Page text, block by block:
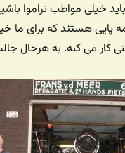
خیلی مواظب تراموا
پایی هستند که برای
کار می کنه. به هرحال